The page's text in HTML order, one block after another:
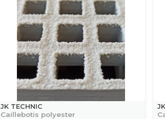
JK TECHNIC
Caillebotis polyester